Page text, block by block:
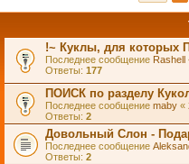
!~ Куклы, для которых
Последнее сообщение Rashell
Ответы: 177
ПОИСК по разделу
Последнее сообщение maby «
Ответы: 2
Довольный Слон -
Последнее сообщение
Ответы: 2